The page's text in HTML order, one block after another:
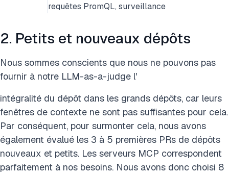
requêtes PromQL, surveillance
2. Petits et nouveaux dépôts
Nous sommes conscients que nous ne pouvons pas
fournir à notre LLM-as-a-judge l'
intégralité du dépôt dans les grands dépôts, car leurs
fenêtres de contexte ne sont pas suffisantes pour cela.
Par conséquent, pour surmonter cela, nous avons
également évalué les 3 à 5 premières PRs de dépôts
nouveaux et petits. Les serveurs MCP correspondent
parfaitement à nos besoins. Nous avons donc choisi 8